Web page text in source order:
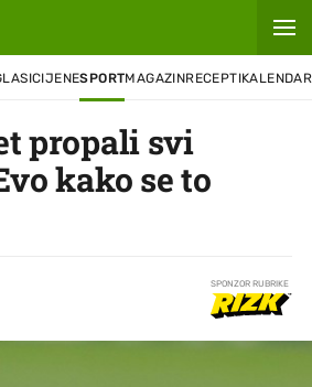
CIJENESPORTMAGAZINRECEPTIKALENDAR
propali svi
kako se to
SPONZOR RUBRIKE